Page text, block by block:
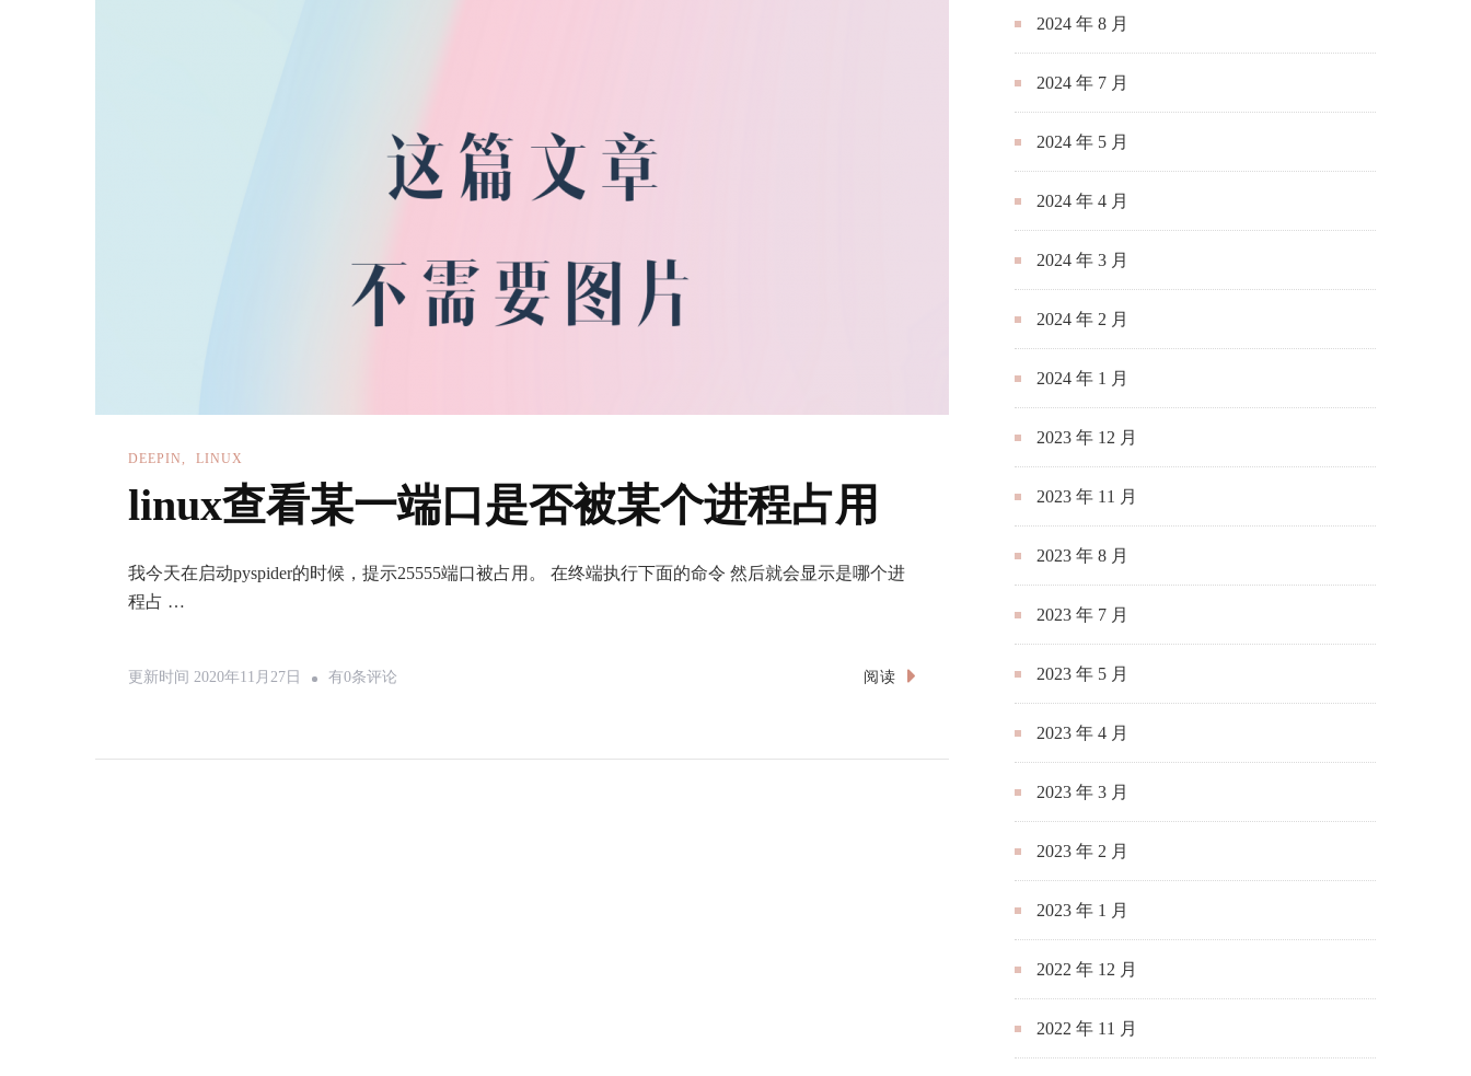
DEEPIN LINUX
linux查看某一端口是否被某个进程占用
我今天在启动pyspider的时候，提示25555端口被占用。 在终端执行下面的命令 然后就会显示是哪个进
程占 …
更新时间 2020年11月27日
Linux
有0条评论 阅读
2024 年 8 月
2024 年 7 月
2024 年 5 月
2024 年 4 月
2024 年 3 月
2024 年 2 月
2024 年 1 月
2023 年 12 月
2023 年 11 月
2023 年 8 月
2023 年 7 月
2023 年 5 月
2023 年 4 月
2023 年 3 月
2023 年 2 月
2023 年 1 月
2022 年 12 月
2022 年 11 月